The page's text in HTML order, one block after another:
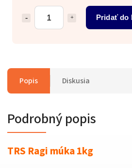
Pridať do
Popis Diskusia
Podrobný popis
TRS Ragi múka 1kg